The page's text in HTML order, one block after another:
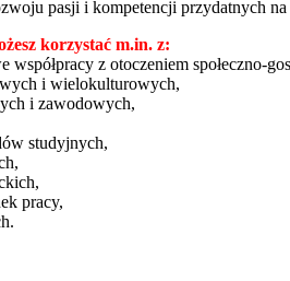
pasji i kompetencji przydatnych
korzystać m.in. z:
z otoczeniem społeczno-
i wielokulturowych,
i zawodowych,
studyjnych,
pracy,